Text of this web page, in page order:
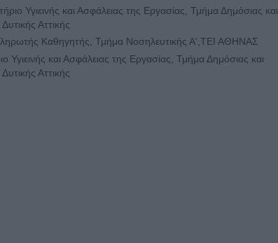
Υγιεινής και Ασφάλειας της Εργασίας, Τμήμα Δημόσιας και
Αττικής
Καθηγητής, Τμήμα Νοσηλευτικής Α',ΤΕΙ ΑΘΗΝΑΣ
Υγιεινής και Ασφάλειας της Εργασίας, Τμήμα Δημόσιας και
Αττικής